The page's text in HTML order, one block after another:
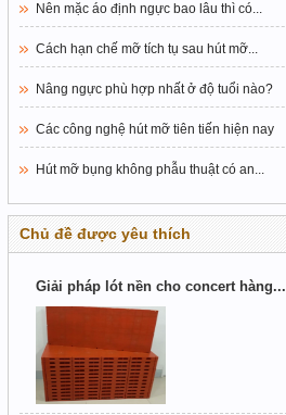
Nên mặc áo định ngực bao lâu thì có...
Cách hạn chế mỡ tích tụ sau hút mỡ...
Nâng ngực phù hợp nhất ở độ tuổi nào?
Các công nghệ hút mỡ tiên tiến hiện nay
Hút mỡ bụng không phẫu thuật có an...
Chủ đề được yêu thích
Giải pháp lót nền cho concert hàng...